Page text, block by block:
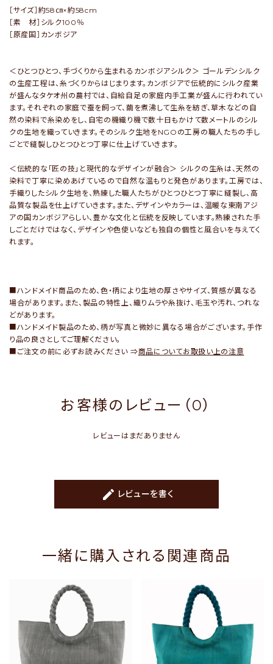
［サイズ］約58㎝×約58cm
［素 材］シルク100％
［原産国］カンボジア
＜ひとつひとつ、手づくりから生まれるカンボジアシルク＞ ゴールデンシルク
の生産工程は、糸づくりからはじまります。カンボジアで伝統的にシルク産業
が盛んなタケオ州の農村では、自給自足の家庭内手工業が盛んに行われてい
ます。それぞれの家庭で蚕を飼って、繭を煮沸して生糸を紡ぎ、草木などの自
然の染料で糸染めをし、自宅の機織り機で数十日もかけて数メートルのシル
クの生地を織っていきます。そのシルク生地をNGOの工房の職人たちの手し
ごとで縫製しひとつひとつ丁寧に仕上げていきます。
＜伝統的な「匠の技」と現代的なデザインが融合＞ シルクの生糸は、天然の
染料で丁寧に染めあげているので自然な温もりと発色があります。工房では、
手織りしたシルク生地を、熟練した職人たちがひとつひとつ丁寧に縫製し、高
品質な製品を仕上げていきます。また、デザインやカラーは、温暖な東南アジ
アの国カンボジアらしい、豊かな文化と伝統を反映しています。熟練された手
しごとだけではなく、デザインや色使いなども独自の個性と風合いを与えてく
れます。
■ハンドメイド商品のため、色・柄により生地の厚さやサイズ、質感が異なる
場合があります。また、製品の特性上、織りムラや糸抜け、毛玉や汚れ、つれな
どがあります。
■ハンドメイド製品のため、柄が写真と微妙に異なる場合がございます。手作
り品の良さとしてご理解ください。
■ご注文の前に必ずお読みください ⇒商品についてお取扱い上の注意
お客様のレビュー（0）
レビューはまだありません
create レビューを書く
一緒に購入される関連商品